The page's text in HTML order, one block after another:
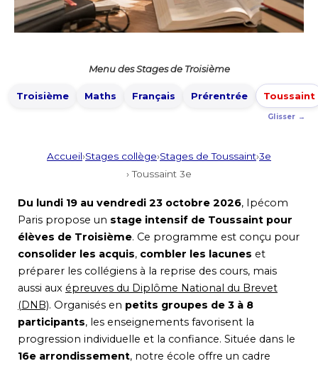
Menu des Stages de Troisième
Troisième Maths Français Prérentrée Toussaint
Accueil›Stages collège›Stages de Toussaint›3e
› Toussaint 3e
Du lundi 19 au vendredi 23 octobre 2026, Ipécom
Paris propose un stage intensif de Toussaint pour
élèves de Troisième. Ce programme est conçu pour
consolider les acquis, combler les lacunes et
préparer les collégiens à la reprise des cours, mais
aussi aux épreuves du Diplôme National du Brevet
(DNB). Organisés en petits groupes de 3 à 8
participants, les enseignements favorisent la
progression individuelle et la confiance. Située dans le
16e arrondissement, notre école offre un cadre